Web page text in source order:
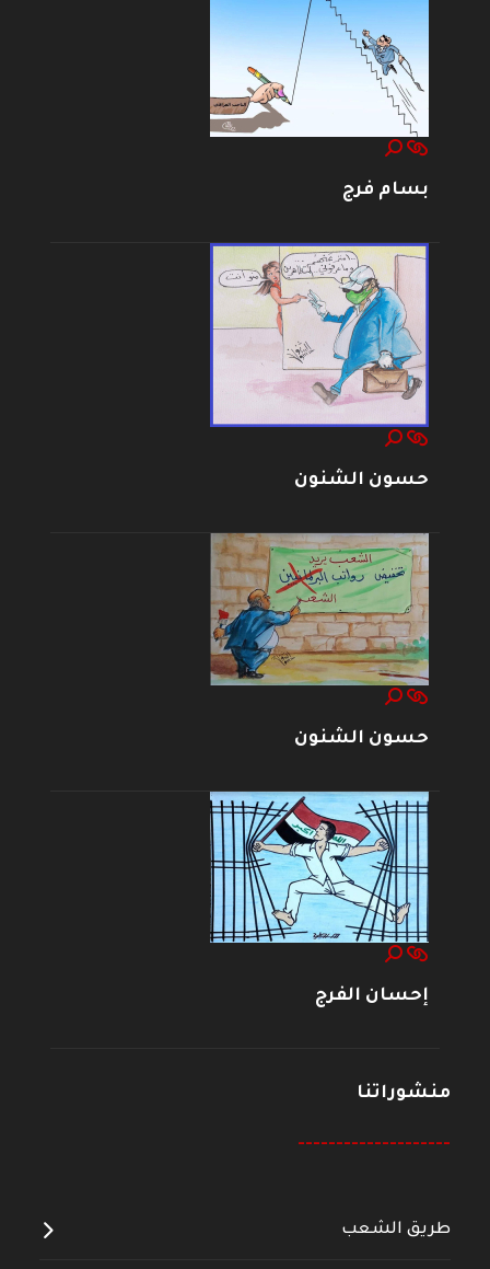
بسام فرج
حسون الشنون
حسون الشنون
إحسان الفرج
منشوراتنا
--------------------
طريق الشعب